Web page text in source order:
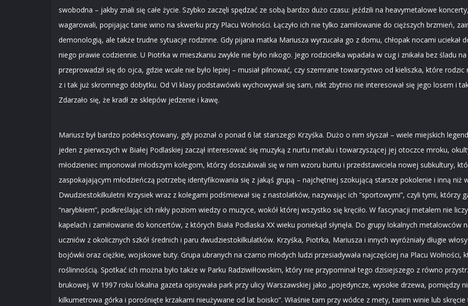
swobodna – jakby znali się całe życie. Szybko zaczęli spędzać ze sobą bardzo dużo czasu: jeździli na heavymetalowe
wagarowali, popijając tanie wino na skwerku przy Placu Wolności. Łączyło ich nie tylko zamiłowanie do cięższych brzmień,
demonologią, ale także trudne sytuacje rodzinne. Gdy pijana matka Mariusza wyrzucała go z domu, chłopak nocami uciekał
niego prawie codziennie. U Piotrka w mieszkaniu zwykle nie było nikogo. Jego rodzicielka wpadała w cug i znikała bez śladu
przeprowadził się do ojca, gdzie wcale nie było lepiej – musiał pilnować, czy szemrane towarzystwo od kieliszka, które
z i tak już skromnego dobytku. Od VI klasy podstawówki wychowywał się sam, nikt zbytnio nie interesował się jego losem i
Zdarzało się, że kradł ze sklepów jedzenie i kawę.
Mariusz był bardzo podekscytowany, gdy poznał o ponad 6 lat starszego Krzyśka. Dużo o nim słyszał – wiele miejskich
jeden z pierwszych w Białej Podlaskiej zaczął interesować się muzyką z nurtu metalu i towarzyszącej jej otoczce mroku,
młodzieniec imponował młodszym kolegom, którzy doszukiwali się w nim wzoru buntu i przedstawiciela nowej subkultury,
zaspokajającym młodzieńczą potrzebę identyfikowania się z jakąś grupą – najchętniej szokującą starsze pokolenie i inną niż
Dwudziestokilkuletni Krzysiek wraz z kolegami podśmiewał się z nastolatków, nazywając ich “sportowymi”, czyli tymi, którzy
“narybkiem”, podkreślając ich nikły poziom wiedzy o muzyce, wokół której wszystko się kręciło. W fascynacji metalem nie
kapelach i zamiłowanie do koncertów, z których Biała Podlaska XX wieku poniekąd słynęła. Do grupy lokalnych metalowców
uczniów z okolicznych szkół średnich i paru dwudziestokilkulatków. Krzyśka, Piotrka, Mariusza i innych wyróżniały długie
bojówki oraz ciężkie, wojskowe buty. Grupa ubranych na czarno młodych ludzi przesiadywała najczęściej na Placu
roślinnością. Spotkać ich można było także w Parku Radziwiłłowskim, który nie przypominał tego dzisiejszego z równo
brukowej. W 1997 roku lokalna gazeta opisywała park przy ulicy Warszawskiej jako „pojedyncze, wysokie drzewa, pomiędzy
kilkumetrowa górka i porośnięte krzakami nieużywane od lat boisko”. Właśnie tam przy wódce z mety, tanim winie lub